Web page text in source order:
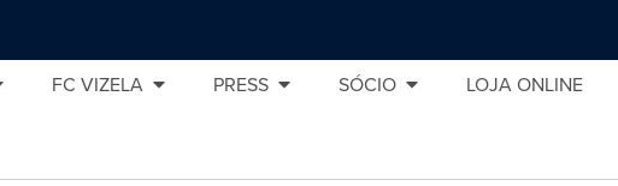
FC VIZELA PRESS SÓCIO LOJA ONLINE